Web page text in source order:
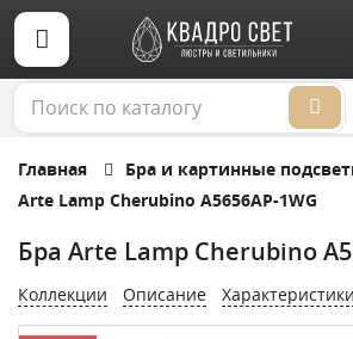
Главная Бра и картинные
Arte Lamp Сherubino A5656AP-1WG
Бра Arte Lamp Сherubino
Коллекции Описание Характеристики